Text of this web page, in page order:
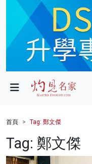
政局
財經
健康
首頁 Tag: 鄭文傑
Tag: 鄭文傑